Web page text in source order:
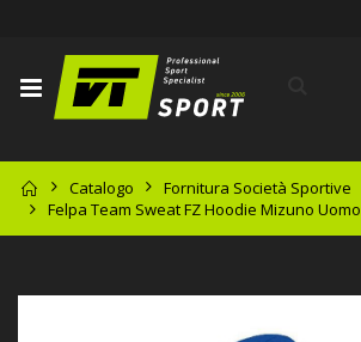
Catalogo Fornitura Società Sportive
Felpa Team Sweat FZ Hoodie Mizuno Uomo